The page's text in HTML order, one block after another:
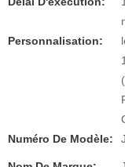
Personnalisation:
Numéro De Modèle: